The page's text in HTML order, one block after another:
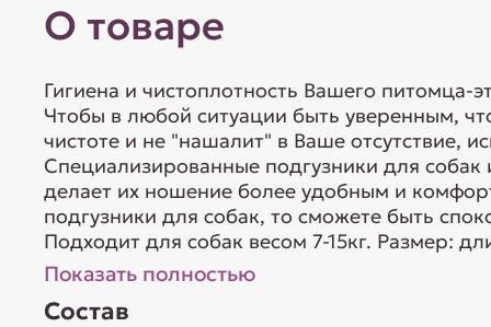
О товаре
Гигиена и чистоплотность Вашего питомца-
Чтобы в любой ситуации быть уверенным,
чистоте и не "нашалит" в Ваше отсутствие,
Специализированные подгузники для собак
делает их ношение более удобным и
подгузники для собак, то сможете быть
Подходит для собак весом 7-15кг. Размер:
Показать полностью
Состав